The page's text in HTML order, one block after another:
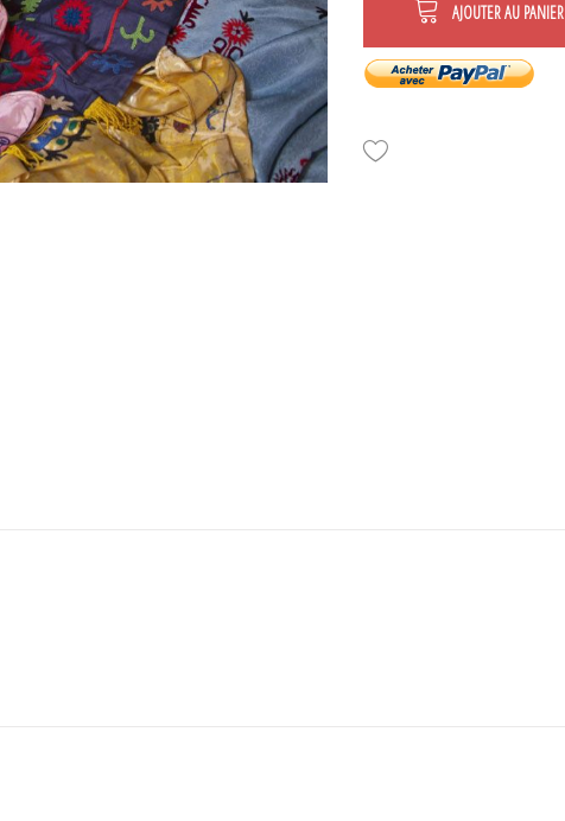
AJOUTER AU PANIER